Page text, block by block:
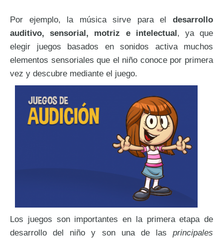
Por ejemplo, la música sirve para el desarrollo
auditivo, sensorial, motriz e intelectual, ya que
elegir juegos basados en sonidos activa muchos
elementos sensoriales que el niño conoce por primera
vez y descubre mediante el juego.
Los juegos son importantes en la primera etapa de
desarrollo del niño y son una de las principales